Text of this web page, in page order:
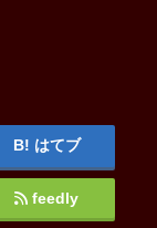
はてブ
feedly